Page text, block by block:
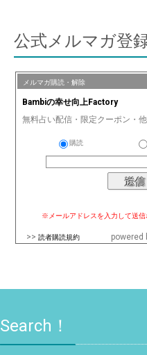
公式メルマガ登
メルマガ購読・解除
Bambiの幸せ向上Factory
無料占い配信・限定クーポン・
購読
※メールアドレスを入力して送信
>> 読者購読規約 powered
Search！